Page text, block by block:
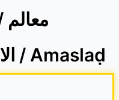
Repères / معالم
Membres / الاعظاء / Amaslaḍ